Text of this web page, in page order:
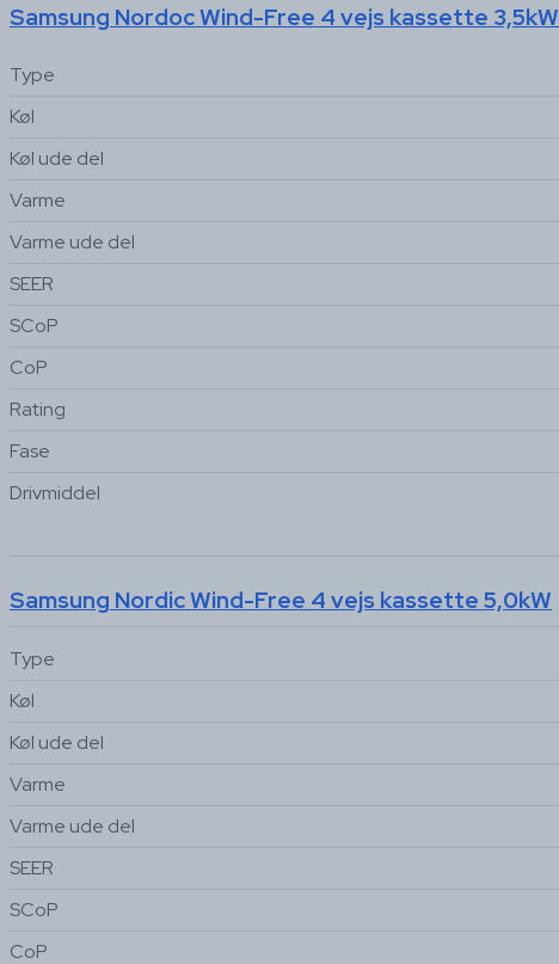
Samsung Nordoc Wind-Free 4 vejs kassette 3,5kW
Type
Køl
Køl ude del
Varme
Varme ude del
SEER
SCoP
CoP
Rating
Fase
Drivmiddel
Samsung Nordic Wind-Free 4 vejs kassette 5,0kW
Type
Køl
Køl ude del
Varme
Varme ude del
SEER
SCoP
CoP